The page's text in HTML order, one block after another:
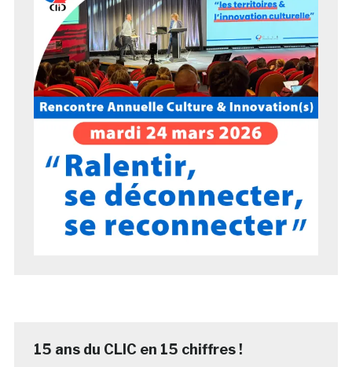
15 ans du CLIC en 15 chiffres !